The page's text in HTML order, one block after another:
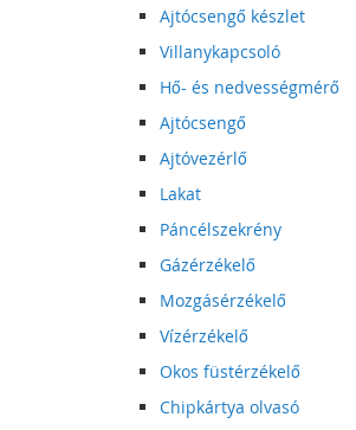
Ajtócsengő készlet
Villanykapcsoló
Hő- és nedvességmérő
Ajtócsengő
Ajtóvezérlő
Lakat
Páncélszekrény
Gázérzékelő
Mozgásérzékelő
Vízérzékelő
Okos füstérzékelő
Chipkártya olvasó